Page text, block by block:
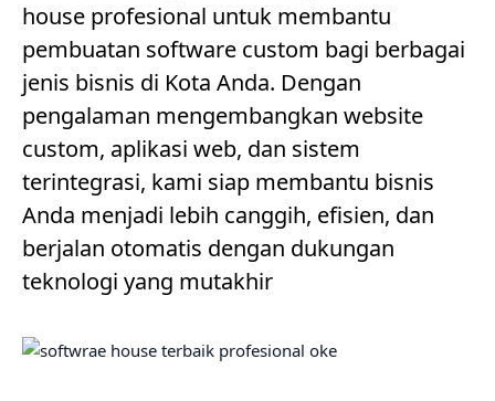
house profesional untuk membantu
pembuatan software custom bagi berbagai
jenis bisnis di Kota Anda. Dengan
pengalaman mengembangkan website
custom, aplikasi web, dan sistem
terintegrasi, kami siap membantu bisnis
Anda menjadi lebih canggih, efisien, dan
berjalan otomatis dengan dukungan
teknologi yang mutakhir